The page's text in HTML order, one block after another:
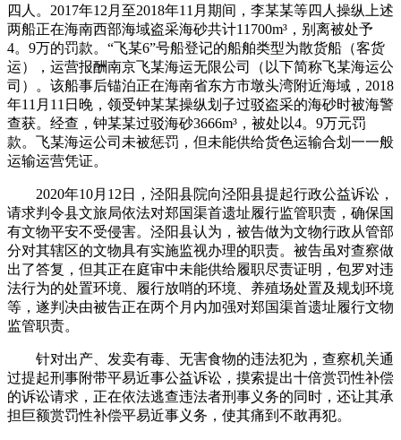
四人。2017年12月至2018年11月期间，李某某等四人操纵上述
两船正在海南西部海域盗采海砂共计11700m³，别离被处予
4。9万的罚款。“飞某6”号船登记的船舶类型为散货船（客货
运），运营报酬南京飞某海运无限公司（以下简称飞某海运公
司）。该船事后锚泊正在海南省东方市墩头湾附近海域，2018
年11月11日晚，领受钟某某操纵划子过驳盗采的海砂时被海警
查获。经查，钟某某过驳海砂3666m³，被处以4。9万元罚
款。飞某海运公司未被惩罚，但未能供给货色运输合划一一般
运输运营凭证。
2020年10月12日，泾阳县院向泾阳县提起行政公益诉讼，
请求判令县文旅局依法对郑国渠首遗址履行监管职责，确保国
有文物平安不受侵害。泾阳县认为，被告做为文物行政从管部
分对其辖区的文物具有实施监视办理的职责。被告虽对查察做
出了答复，但其正在庭审中未能供给履职尽责证明，包罗对违
法行为的处置环境、履行放哨的环境、养殖场处置及规划环境
等，遂判决由被告正在两个月内加强对郑国渠首遗址履行文物
监管职责。
针对出产、发卖有毒、无害食物的违法犯为，查察机关通
过提起刑事附带平易近事公益诉讼，摸索提出十倍赏罚性补偿
的诉讼请求，正在依法逃查违法者刑事义务的同时，还让其承
担巨额赏罚性补偿平易近事义务，使其痛到不敢再犯。